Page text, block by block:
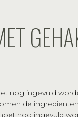
nog ingevuld
de
nog ingevuld